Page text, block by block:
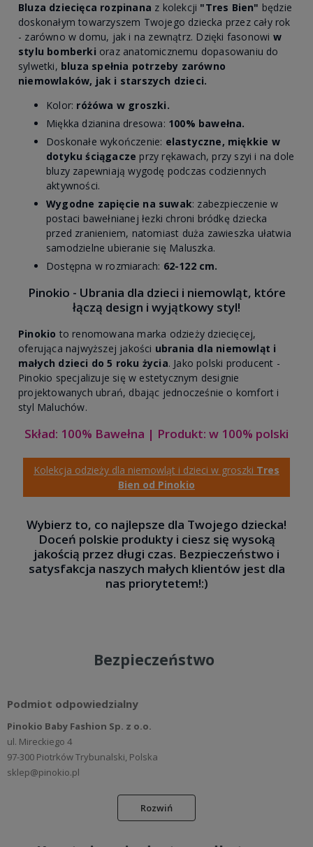
Bluza dziecięca rozpinana z kolekcji "Tres Bien" będzie
doskonałym towarzyszem Twojego dziecka przez cały rok
- zarówno w domu, jak i na zewnątrz. Dzięki fasonowi w
stylu bomberki oraz anatomicznemu dopasowaniu do
sylwetki, bluza spełnia potrzeby zarówno
niemowlaków, jak i starszych dzieci.
Kolor: różówa w groszki.
Miękka dzianina dresowa: 100% bawełna.
Doskonałe wykończenie: elastyczne, miękkie w
dotyku ściągacze przy rękawach, przy szyi i na dole
bluzy zapewniają wygodę podczas codziennych
aktywności.
Wygodne zapięcie na suwak: zabezpieczenie w
postaci bawełnianej łezki chroni bródkę dziecka
przed zranieniem, natomiast duża zawieszka ułatwia
samodzielne ubieranie się Maluszka.
Dostępna w rozmiarach: 62-122 cm.
Pinokio - Ubrania dla dzieci i niemowląt, które
łączą design i wyjątkowy styl!
Pinokio to renomowana marka odzieży dziecięcej,
oferująca najwyższej jakości ubrania dla niemowląt i
małych dzieci do 5 roku życia. Jako polski producent -
Pinokio specjalizuje się w estetycznym designie
projektowanych ubrań, dbając jednocześnie o komfort i
styl Maluchów.
Skład: 100% Bawełna | Produkt: w 100% polski
Kolekcja odzieży dla niemowląt i dzieci w groszki Tres
Bien od Pinokio
Wybierz to, co najlepsze dla Twojego dziecka!
Doceń polskie produkty i ciesz się wysoką
jakością przez długi czas. Bezpieczeństwo i
satysfakcja naszych małych klientów jest dla
nas priorytetem!:)
Bezpieczeństwo
Podmiot odpowiedzialny
Pinokio Baby Fashion Sp. z o.o.
ul. Mireckiego 4
97-300 Piotrków Trybunalski, Polska
sklep@pinokio.pl
Rozwiń